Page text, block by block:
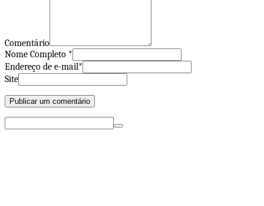
Comentário
Nome Completo *
Endereço de e-mail*
Site
por: